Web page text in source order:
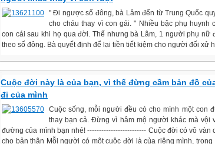
" Đi ngược số đông, bà Lâm đến từ Trung Quốc
cho cháu thay vì con gái. " Nhiều bậc phụ huynh
con cái sau khi họ qua đời. Thế nhưng bà Lâm, 1 người phụ nữ
theo số đông. Bà quyết định để lại tiền tiết kiệm cho người đối xử
Cuộc đời này là của bạn, vì thế đừng cầm bản đồ
đi của mình
Cuộc sống, mỗi người đều có cho mình một con
thay bạn cả. Đừng vì hâm mộ người khác mà vội
đường của mình bạn nhé! ------------------------- Cuộc đời có vô vàn
cho bản thân Mỗi người có một cuộc đời là của riêng mình,